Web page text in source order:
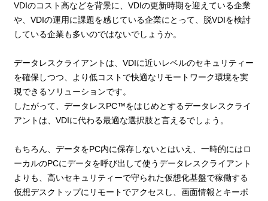
VDIのコスト高などを背景に、VDIの更新時期を迎えている企業
や、VDIの運用に課題を感じている企業にとって、脱VDIを検討
している企業も多いのではないでしょうか。
データレスクライアントは、VDIに近いレベルのセキュリティー
を確保しつつ、より低コストで快適なリモートワーク環境を実
現できるソリューションです。
したがって、データレスPC™をはじめとするデータレスクライ
アントは、VDIに代わる最適な選択肢と言えるでしょう。
もちろん、データをPC内に保存しないとはいえ、一時的にはロ
ーカルのPCにデータを呼び出して使うデータレスクライアント
よりも、高いセキュリティーで守られた仮想化基盤で稼働する
仮想デスクトップにリモートでアクセスし、画面情報とキーボ